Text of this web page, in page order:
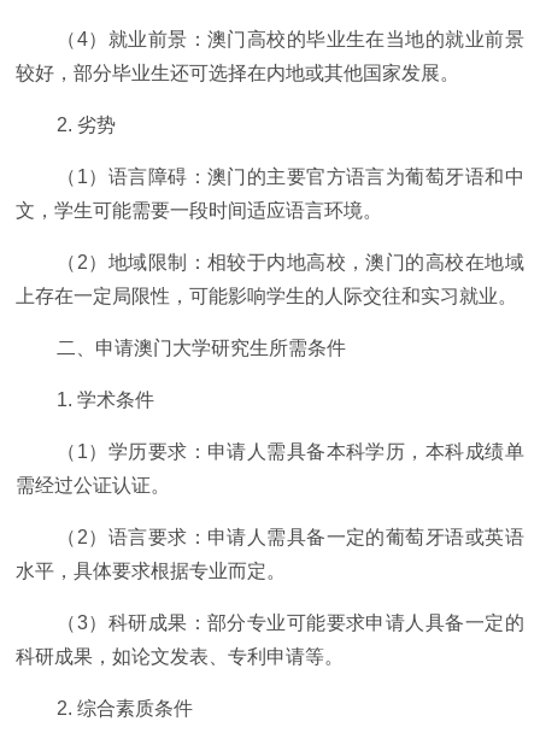
（4）就业前景：澳门高校的毕业生在当地的就业前景
较好，部分毕业生还可选择在内地或其他国家发展。
2. 劣势
（1）语言障碍：澳门的主要官方语言为葡萄牙语和中
文，学生可能需要一段时间适应语言环境。
（2）地域限制：相较于内地高校，澳门的高校在地域
上存在一定局限性，可能影响学生的人际交往和实习就业。
二、申请澳门大学研究生所需条件
1. 学术条件
（1）学历要求：申请人需具备本科学历，本科成绩单
需经过公证认证。
（2）语言要求：申请人需具备一定的葡萄牙语或英语
水平，具体要求根据专业而定。
（3）科研成果：部分专业可能要求申请人具备一定的
科研成果，如论文发表、专利申请等。
2. 综合素质条件